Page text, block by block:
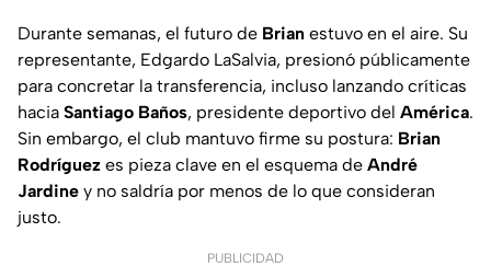
Durante semanas, el futuro de Brian estuvo en el aire. Su
representante, Edgardo LaSalvia, presionó públicamente
para concretar la transferencia, incluso lanzando críticas
hacia Santiago Baños, presidente deportivo del América.
Sin embargo, el club mantuvo firme su postura: Brian
Rodríguez es pieza clave en el esquema de André
Jardine y no saldría por menos de lo que consideran
justo.
PUBLICIDAD